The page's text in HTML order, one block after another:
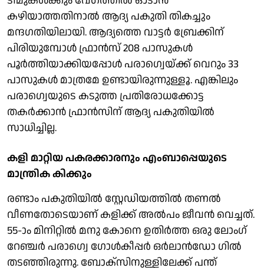
കഴിയാത്തതിനാല്‍ ആദ്യ പകുതി തികച്ചും
മന്ദഗതിയിലായി. ആദ്യത്തെ വാട്ടര്‍ ബ്രേക്കിന്
പിരിയുമ്പോള്‍ ഫ്രാന്‍സ് 208 പാസുകള്‍
പൂര്‍ത്തിയാക്കിയപ്പോള്‍ പരാഗ്വെയ്ക്ക് വെറും 33
പാസുകള്‍ മാത്രമേ ഉണ്ടായിരുന്നുള്ളൂ. എങ്കിലും
പരാഗ്വെയുടെ കടുത്ത പ്രതിരോധക്കോട്ട
തകര്‍ക്കാന്‍ ഫ്രാന്‍സിന് ആദ്യ പകുതിയില്‍
സാധിച്ചില്ല.
കളി മാറ്റിയ പകരക്കാരനും എംബാപ്പെയുടെ
മാന്ത്രിക കിക്കും
രണ്ടാം പകുതിയില്‍ സ്റ്റേഡിയത്തില്‍ തണല്‍
വീണതോടെയാണ് കളിക്ക് അല്‍പം ജീവന്‍ വെച്ചത്.
55-ാം മിനിറ്റില്‍ മനു കോനെ ഉതിര്‍ത്ത ഒരു ലോംഗ്
റേഞ്ചര്‍ പരാഗ്വെ ഗോള്‍കീപ്പര്‍ ഒര്‍ലാന്‍ഡോ ഗില്‍
തടഞ്ഞിരുന്നു. ബോക്‌സിനുള്ളിലേക്ക് പന്ത്